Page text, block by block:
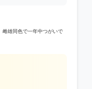
雌雄同色で一年中つがいで